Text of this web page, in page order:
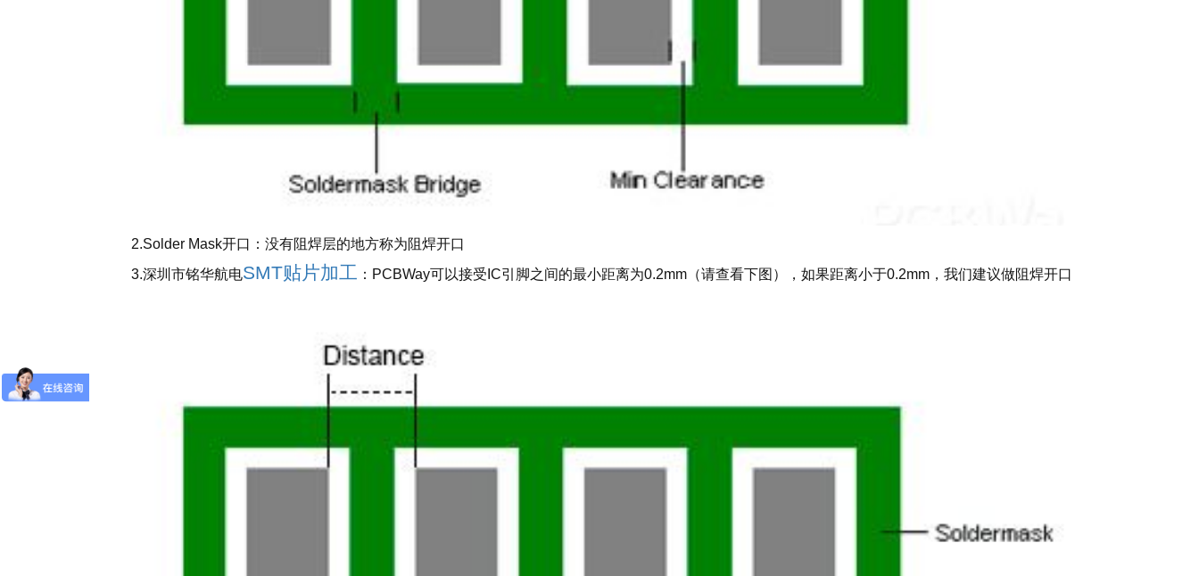
2.Solder Mask开口：没有阻焊层的地方称为阻焊开口
3.深圳市铭华航电SMT贴片加工 ：PCBWay可以接受IC引脚之间的最小距离为0.2mm（请查看下图），如果距离小于0.2mm，我们建议做阻焊开口